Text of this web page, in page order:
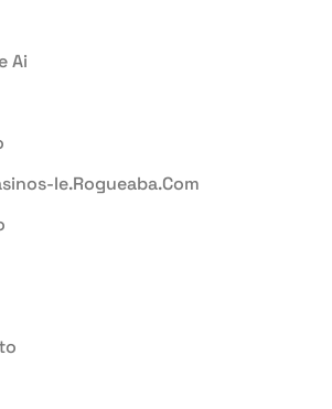
Ai
Ie.rogueaba.com